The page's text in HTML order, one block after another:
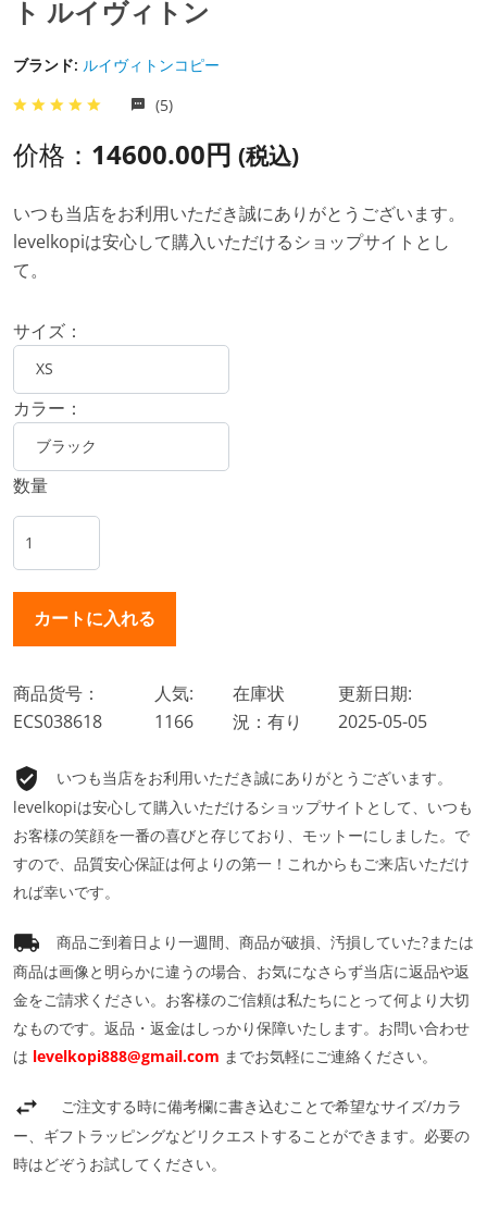
ト ルイヴィトン
ブランド: ルイヴィトンコピー
(5)
价格： 14600.00円 (税込)
いつも当店をお利用いただき誠にありがとうございます。
levelkopiは安心して購入いただけるショップサイトとし
て。
サイズ：
カラー：
数量
商品货号：
ECS038618
人気:
1166
在庫状
況：有り
更新日期:
2025-05-05
いつも当店をお利用いただき誠にありがとうございます。
levelkopiは安心して購入いただけるショップサイトとして、いつも
お客様の笑顔を一番の喜びと存じており、モットーにしました。で
すので、品質安心保証は何よりの第一！これからもご来店いただけ
れば幸いです。
商品ご到着日より一週間、商品が破損、汚損していた?または
商品は画像と明らかに違うの場合、お気になさらず当店に返品や返
金をご請求ください。お客様のご信頼は私たちにとって何より大切
なものです。返品・返金はしっかり保障いたします。お問い合わせ
は levelkopi888@gmail.com までお気軽にご連絡ください。
ご注文する時に備考欄に書き込むことで希望なサイズ/カラ
ー、ギフトラッピングなどリクエストすることができます。必要の
時はどぞうお試してください。